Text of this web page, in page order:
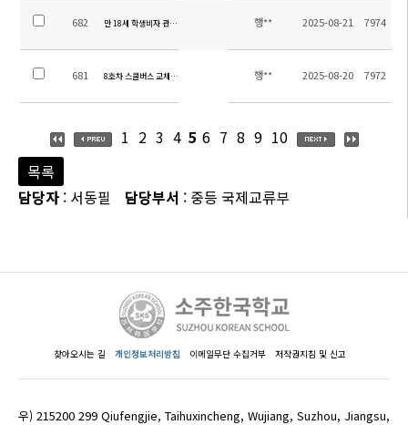
682 만 18세 학생비자 관련 안내 행** 2025-08-21 7974
681 8호차 스쿨버스 교체 및 운행 시작 안내 행** 2025-08-20 7972
1 2 3 4 5 6 7 8 9 10
목록
담당자 : 서동필 담당부서 : 중등 국제교류부
찾아오시는 길 개인정보처리방침 이메일무단 수집거부 저작권지침 및 신고
우) 215200 299 Qiufengjie, Taihuxincheng, Wujiang, Suzhou, Jiangsu,